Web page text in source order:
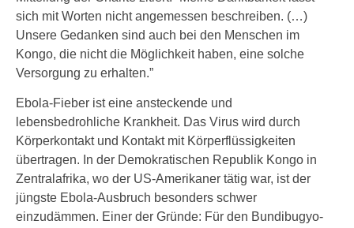
sich mit Worten nicht angemessen beschreiben. (…)
Unsere Gedanken sind auch bei den Menschen im
Kongo, die nicht die Möglichkeit haben, eine solche
Versorgung zu erhalten.”
Ebola-Fieber ist eine ansteckende und
lebensbedrohliche Krankheit. Das Virus wird durch
Körperkontakt und Kontakt mit Körperflüssigkeiten
übertragen. In der Demokratischen Republik Kongo in
Zentralafrika, wo der US-Amerikaner tätig war, ist der
jüngste Ebola-Ausbruch besonders schwer
einzudämmen. Einer der Gründe: Für den Bundibugyo-